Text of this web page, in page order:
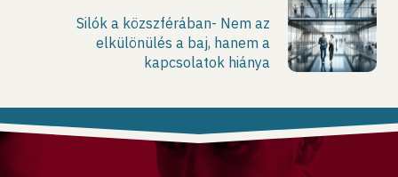
Silók a közszférában- Nem az
elkülönülés a baj, hanem a
kapcsolatok hiánya